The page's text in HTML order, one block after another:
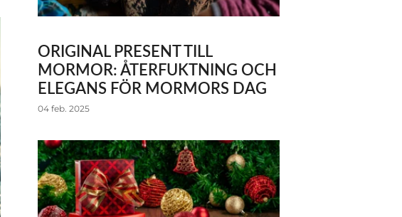
ORIGINAL PRESENT TILL
MORMOR: ÅTERFUKTNING OCH
ELEGANS FÖR MORMORS DAG
04 feb. 2025